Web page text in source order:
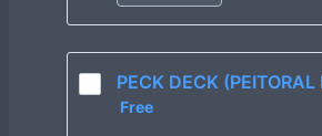
PECK DECK (PEITORAL
Free
Free